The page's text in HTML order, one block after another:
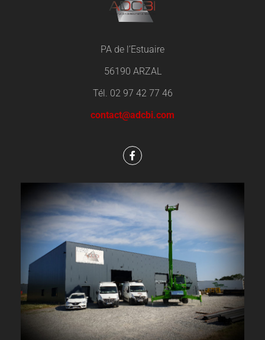
PA de l’Estuaire
56190 ARZAL
Tél. 02 97 42 77 46
contact@adcbi.com
F
a
c
b
o